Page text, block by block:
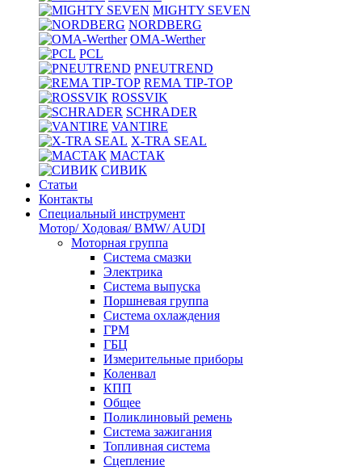
MIGHTY SEVEN
NORDBERG
OMA-Werther
PCL
PNEUTREND
REMA TIP-TOP
ROSSVIK
SCHRADER
VANTIRE
X-TRA SEAL
МАСТАК
СИВИК
Статьи
Контакты
Специальный инструмент
Мотор/ Ходовая/ BMW/ AUDI
Моторная группа
Система смазки
Электрика
Система выпуска
Поршневая группа
Система охлаждения
ГРМ
ГБЦ
Измерительные приборы
Коленвал
КПП
Общее
Поликлиновый ремень
Система зажигания
Топливная система
Сцепление